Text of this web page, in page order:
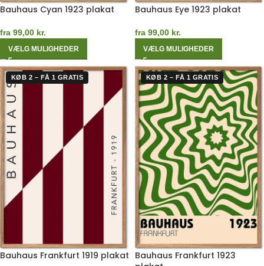
Bauhaus Cyan 1923 plakat
fra 99,00 kr.
VÆLG MULIGHEDER
Bauhaus Eye 1923 plakat
fra 99,00 kr.
VÆLG MULIGHEDER
KØB 2 – FÅ 1 GRATIS
Bauhaus Frankfurt 1919 plakat
KØB 2 – FÅ 1 GRATIS
Bauhaus Frankfurt 1923